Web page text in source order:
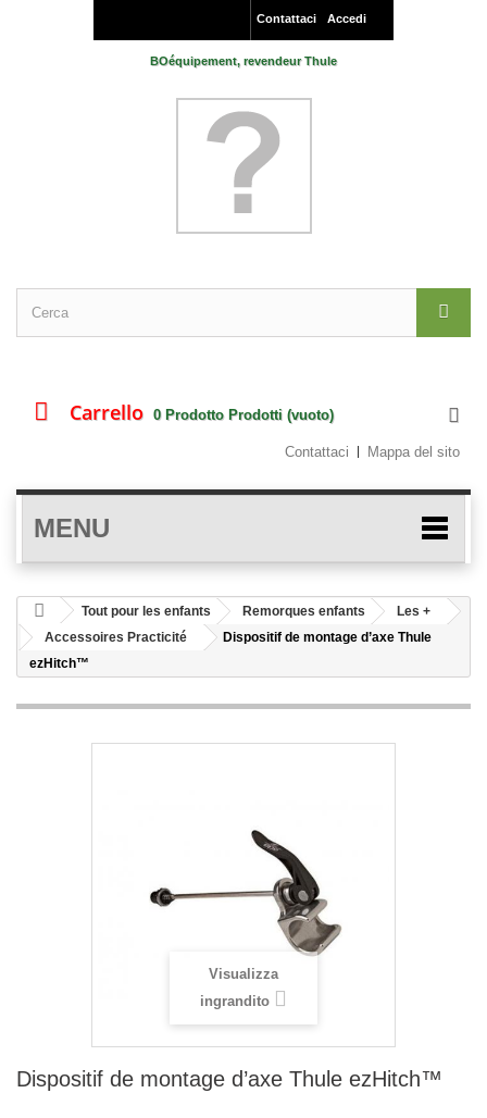
Accedi
Contattaci
BOéquipement, revendeur Thule
Carrello 0 Prodotto Prodotti (vuoto)
Contattaci Mappa del sito
MENU
Tout pour les enfants Remorques enfants
Les +
Accessoires Practicité
Dispositif de montage d’axe Thule
ezHitch™
Visualizza
ingrandito
Dispositif de montage d’axe Thule ezHitch™